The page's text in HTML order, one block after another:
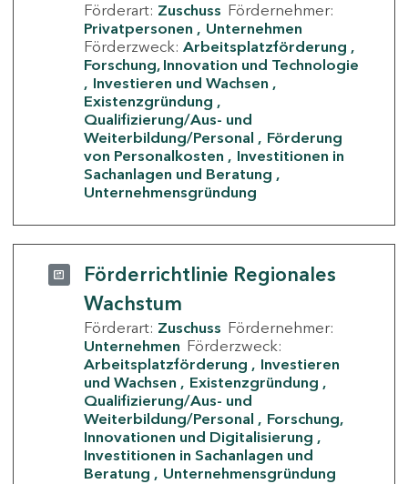
Förderart: Zuschuss Fördernehmer:
Privatpersonen
Unternehmen
Förderzweck: Arbeitsplatzförderung
Forschung, Innovation und Technologie
Investieren und Wachsen
Existenzgründung
Qualifizierung/Aus- und
Weiterbildung/Personal
Förderung
von Personalkosten
Investitionen in
Sachanlagen und Beratung
Unternehmensgründung
Förderrichtlinie Regionales
Wachstum
Förderart: Zuschuss Fördernehmer:
Unternehmen Förderzweck:
Arbeitsplatzförderung
Investieren
und Wachsen
Existenzgründung
Qualifizierung/Aus- und
Weiterbildung/Personal
Forschung,
Innovationen und Digitalisierung
Investitionen in Sachanlagen und
Beratung
Unternehmensgründung